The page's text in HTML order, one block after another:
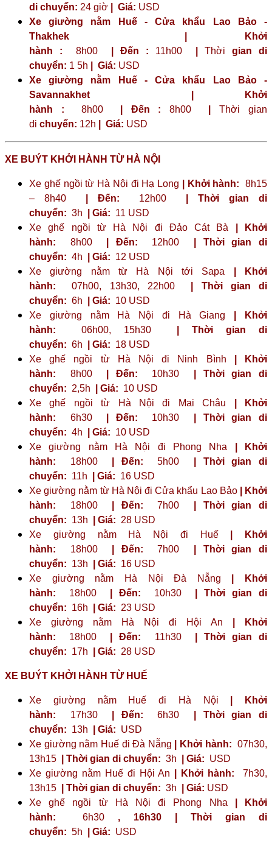
di chuyển: 24 giờ | Giá: USD
Xe giường nằm Huế - Cửa khẩu Lao Bảo -
Thakhek | Khởi
hành : 8h00 | Đến : 11h00 Thời gian di
chuyển: 1 5h Giá: USD
Xe giường nằm Huế - Cửa khẩu Lao Bảo -
Savannakhet | Khởi
hành : 8h00| Đến : 8h00 |Thời gian
di chuyển: 12h Giá: USD
XE BUÝT KHỞI HÀNH TỪ HÀ NỘI
Xe ghế ngồi từ Hà Nội đi Hạ Long | Khởi hành: 8h15
– 8h40
| Đến: 12h00
| Thời gian di
chuyển: 3h | Giá: 11 USD
Xe ghế ngồi từ Hà Nội đi Đảo Cát Bà
| Khởi
hành: 8h00 | Đến: 12h00
| Thời gian di
chuyển: 4h | Giá: 12 USD
Xe giường nằm từ Hà Nội tới Sapa
| Khởi
hành: 07h00, 13h30, 22h00
| Thời gian di
chuyển: 6h | Giá: 10 USD
Xe giường nằm Hà Nội đi Hà Giang
| Khởi
hành: 06h00, 15h30
| Thời gian di
chuyển: 6h | Giá: 18 USD
Xe ghế ngồi từ Hà Nội đi Ninh Bình
| Khởi
hành: 8h00 | Đến: 10h30
| Thời gian di
chuyển: 2,5h | Giá: 10 USD
Xe ghế ngồi từ Hà Nội đi Mai Châu
| Khởi
hành: 6h30 | Đến: 10h30
| Thời gian di
chuyển: 4h | Giá: 10 USD
Xe giường nằm Hà Nội đi Phong Nha
| Khởi
hành: 18h00 | Đến: 5h00
| Thời gian di
chuyển: 11h | Giá: 16 USD
Xe giường nằm từ Hà Nội đi Cửa khẩu Lao Bảo
| Khởi
hành: 18h00 | Đến: 7h00
| Thời gian di
chuyển: 13h | Giá: 28 USD
Xe giường nằm Hà Nội đi Huế
| Khởi
hành: 18h00 | Đến: 7h00
| Thời gian di
chuyển: 13h | Giá: 16 USD
Xe giường nằm Hà Nội Đà Nẵng
| Khởi
hành: 18h00 | Đến: 10h30
| Thời gian di
chuyển: 16h | Giá: 23 ​​USD
Xe giường nằm Hà Nội đi Hội An
| Khởi
hành: 18h00 | Đến: 11h30
| Thời gian di
chuyển: 17h | Giá: 28 USD
XE BUÝT KHỞI HÀNH TỪ HUẾ
Xe giường nằm Huế đi Hà Nội
| Khởi
hành: 17h30 | Đến: 6h30
| Thời gian di
chuyển: 13h | Giá: USD
Xe giường nằm Huế đi Đà Nẵng
| Khởi hành: 07h30,
13h15
| Thời gian di chuyển: 3h | Giá: USD
Xe giường nằm Huế đi Hội An
| Khởi hành: 7h30,
13h15
| Thời gian di chuyển: 3h | Giá: USD
Xe ghế ngồi từ Hà Nội đi Phong Nha
| Khởi
hành: 6h30 , 16h30
| Thời gian di
chuyển: 5h | Giá: USD